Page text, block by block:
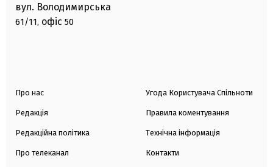
вул. Володимирська
61/11, офіс 50
Про нас
Редакція
Редакційна політика
Про телеканал
Угода Користувача Спільноти
Правила коментування
Технічна інформація
Контакти